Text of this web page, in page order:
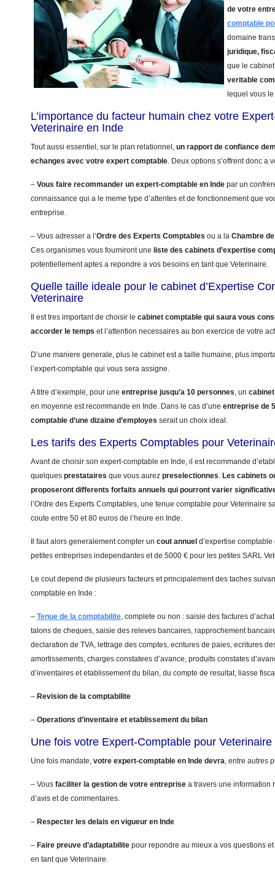
de votre
comptable
domaine
juridique,
que le
veritable
lequel vous
L’importance du facteur humain chez votre
Veterinaire en Inde
Tout aussi essentiel, sur le plan relationnel, un rapport de confiance
echanges avec votre expert comptable. Deux options s’offrent donc a
– Vous faire recommander un expert-comptable en Inde par un
connaissance qui a le meme type d’attentes et de fonctionnement que
entreprise.
– Vous adresser a l’Ordre des Experts Comptables ou a la Chambre
Ces organismes vous fourniront une liste des cabinets d’expertise
potentiellement aptes a repondre a vos besoins en tant que Veterinaire.
Quelle taille ideale pour le cabinet d’Expertise
Veterinaire
Il est tres important de choisir le cabinet comptable qui saura vous
accorder le temps et l’attention necessaires au bon exercice de votre
D’une maniere generale, plus le cabinet est a taille humaine, plus
l’expert-comptable qui vous sera assigne.
A titre d’exemple, pour une entreprise jusqu’a 10 personnes, un
en moyenne est recommande en Inde. Dans le cas d’une entreprise de
comptable d’une dizaine d’employes serait un choix ideal.
Les tarifs des Experts Comptables pour
Avant de choisir son expert-comptable en Inde, il est recommande
quelques prestataires que vous aurez preselectionnes. Les cabinets
proposeront differents forfaits annuels qui pourront varier
l’Ordre des Experts Comptables, une tenue comptable pour Veterinaire
coute entre 50 et 80 euros de l’heure en Inde.
Il faut alors generalement compter un cout annuel d’expertise
petites entreprises independantes et de 5000 € pour les petites SARL
Le cout depend de plusieurs facteurs et principalement des taches
comptable en Inde :
– Tenue de la comptabilite, complete ou non : saisie des factures
talons de cheques, saisie des releves bancaires, rapprochement
declaration de TVA, lettrage des comptes, ecritures de paies, ecritures
amortissements, charges constatees d’avance, produits constates
d’inventaires et etablissement du bilan, du compte de resultat, liasse
– Revision de la comptabilite
– Operations d’inventaire et etablissement du bilan
Une fois votre Expert-Comptable pour
Une fois mandate, votre expert-comptable en Inde devra, entre autres
– Vous faciliter la gestion de votre entreprise a travers une information
d’avis et de commentaires.
– Respecter les delais en vigueur en Inde
– Faire preuve d’adaptabilite pour repondre au mieux a vos questions
en tant que Veterinaire.